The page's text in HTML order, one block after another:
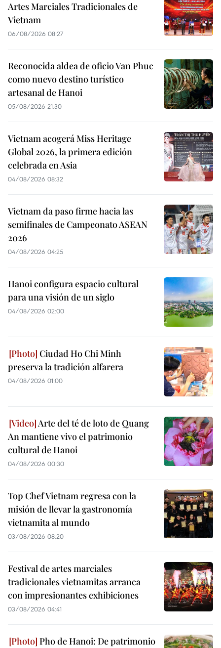
Artes Marciales Tradicionales de
Vietnam
06/08/2026 08:27
Reconocida aldea de oficio Van Phuc
como nuevo destino turístico
artesanal de Hanoi
05/08/2026 21:30
Vietnam acogerá Miss Heritage
Global 2026, la primera edición
celebrada en Asia
04/08/2026 08:32
Vietnam da paso firme hacia las
semifinales de Campeonato ASEAN
2026
04/08/2026 04:25
Hanoi configura espacio cultural
para una visión de un siglo
04/08/2026 02:00
Ciudad Ho Chi Minh
preserva la tradición alfarera
04/08/2026 01:00
Arte del té de loto de Quang
An mantiene vivo el patrimonio
cultural de Hanoi
04/08/2026 00:30
Top Chef Vietnam regresa con la
misión de llevar la gastronomía
vietnamita al mundo
03/08/2026 08:20
Festival de artes marciales
tradicionales vietnamitas arranca
con impresionantes exhibiciones
03/08/2026 04:41
Pho de Hanoi: De patrimonio